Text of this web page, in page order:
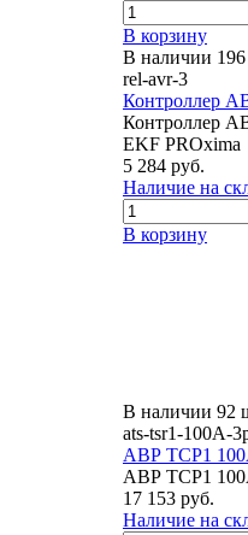
В корзину
В наличии
rel-avr-3
Контроллер
Контроллер
EKF PROxima
5 284 руб.
Наличие на
В корзину
В наличии 92
ats-tsr1-100A-
АВР ТСР1
АВР ТСР1
17 153 руб.
Наличие на